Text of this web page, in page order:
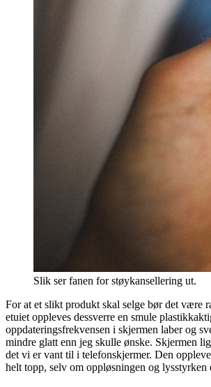
Slik ser fanen for støykansellering ut.
For at et slikt produkt skal selge bør det være
etuiet oppleves dessverre en smule
oppdateringsfrekvensen i skjermen laber og
mindre glatt enn jeg skulle ønske. Skjermen
det vi er vant til i telefonskjermer. Den
helt topp, selv om oppløsningen og lysstyrken